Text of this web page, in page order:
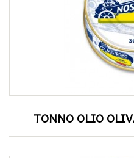
TONNO OLIO